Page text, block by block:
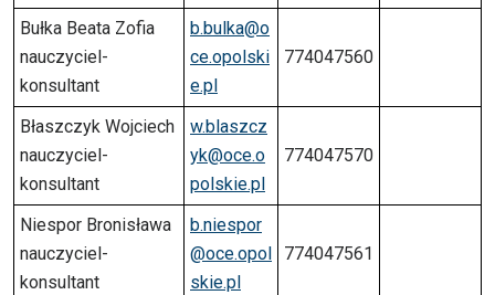
Bułka Beata Zofia
nauczyciel-
konsultant
b.bulka@o
ce.opolski
e.pl
774047560
Błaszczyk Wojciech
nauczyciel-
konsultant
w.blaszcz
yk@oce.o
polskie.pl
774047570
Niespor Bronisława
nauczyciel-
konsultant
b.niespor
@oce.opol
skie.pl
774047561